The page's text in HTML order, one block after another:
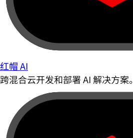
红帽 AI
跨混合云开发和部署 AI 解决方案。